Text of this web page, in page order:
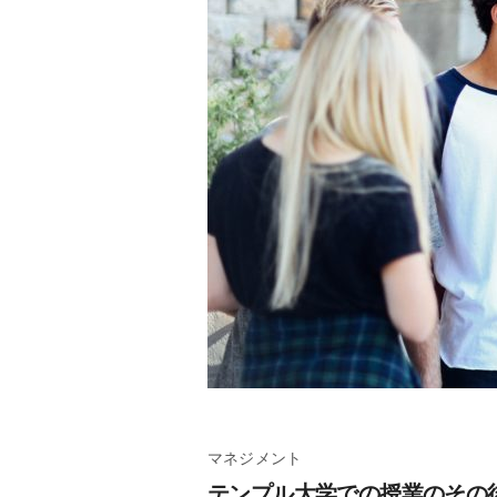
マネジメント